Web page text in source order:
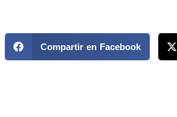
Compartir en Facebook